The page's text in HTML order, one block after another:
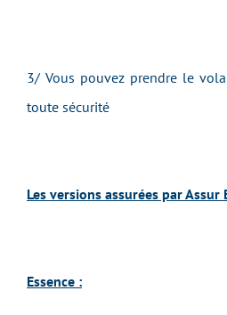
3/ Vous pouvez prendre le
toute sécurité
Les versions assurées par Assur
Essence :